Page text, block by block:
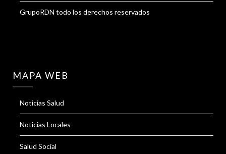
GrupoRDN todo los derechos reservados
MAPA WEB
Noticias Salud
Noticias Locales
Salud Social